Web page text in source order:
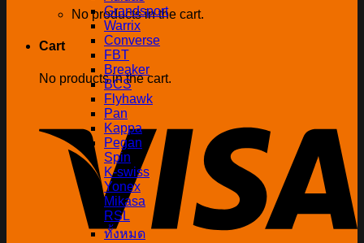
No products in the cart.
Cart
No products in the cart.
Grandsport
Warrix
Converse
FBT
Breaker
BCS
Flyhawk
Pan
Kappa
Pegan
Spin
K-swiss
Yonex
Mikasa
RSL
ทั้งหมด